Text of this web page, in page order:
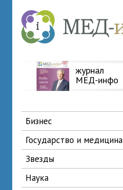
журнал
МЕД-инфо
бизнес
государство и медицина
звезды
наука